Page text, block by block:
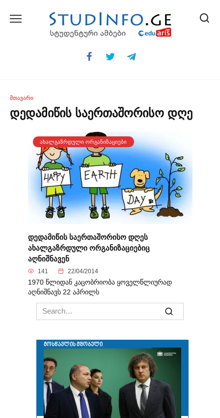
ᲛᲗᲐᲕᲐᲠᲘ
დედამიწის საერთაშორისო დღე
ᲐᲮᲐᲚᲒᲐᲖᲠᲓᲣᲚᲘ ᲝᲠᲒᲐᲜᲘᲖᲐᲪᲘᲔᲑᲘ
დედამიწის საერთაშორისო დღეს
ახალგაზრდული ორგანიზაციებიც
აღნიშნავენ
141 22/04/2014
1970 წლიდან კაცობრიობა ყოველწლიურად
აღნიშნავს 22 აპრილს
Search
for: